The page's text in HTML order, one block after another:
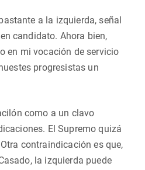
a la izquierda, señal
candidato. Ahora bien,
en mi vocación de servicio
progresistas un
como a un clavo
El Supremo quizá
contraindicación es que,
la izquierda puede